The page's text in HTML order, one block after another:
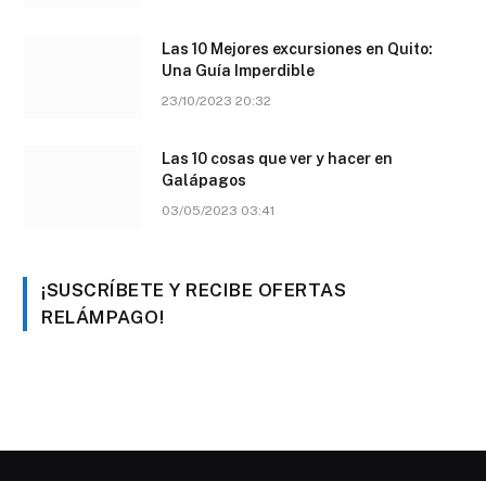
Las 10 Mejores excursiones en Quito:
Una Guía Imperdible
23/10/2023 20:32
Las 10 cosas que ver y hacer en
Galápagos
03/05/2023 03:41
¡SUSCRÍBETE Y RECIBE OFERTAS
RELÁMPAGO!